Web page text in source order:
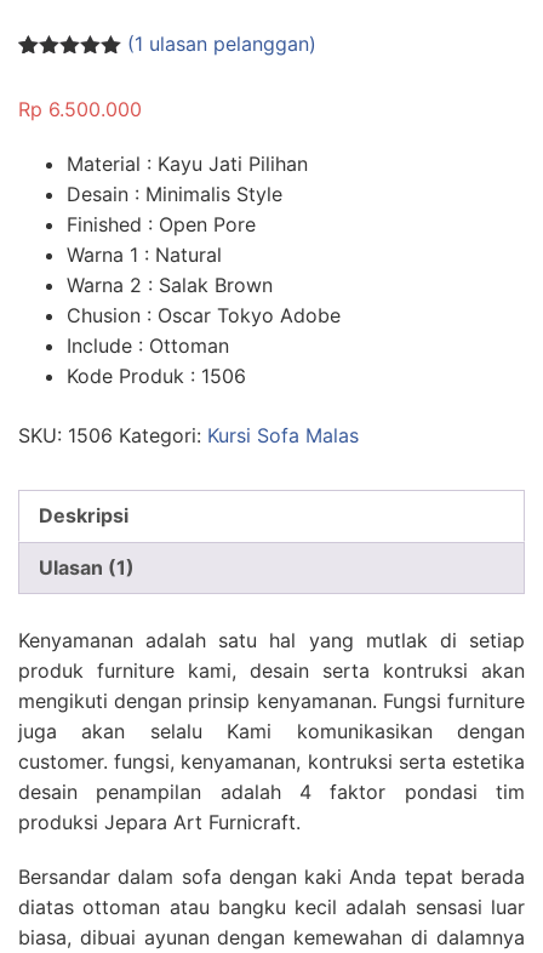
berdasarka
(1 ulasan pelanggan)
Rp 6.500.000
Material : Kayu Jati Pilihan
Desain : Minimalis Style
Finished : Open Pore
Warna 1 : Natural
Warna 2 : Salak Brown
Chusion : Oscar Tokyo Adobe
Include : Ottoman
Kode Produk : 1506
SKU: 1506 Kategori: Kursi Sofa Malas
Deskripsi
Ulasan (1)
Kenyamanan adalah satu hal yang mutlak di setiap
produk furniture kami, desain serta kontruksi akan
mengikuti dengan prinsip kenyamanan. Fungsi furniture
juga akan selalu Kami komunikasikan dengan
customer. fungsi, kenyamanan, kontruksi serta estetika
desain penampilan adalah 4 faktor pondasi tim
produksi Jepara Art Furnicraft.
Bersandar dalam sofa dengan kaki Anda tepat berada
diatas ottoman atau bangku kecil adalah sensasi luar
biasa, dibuai ayunan dengan kemewahan di dalamnya